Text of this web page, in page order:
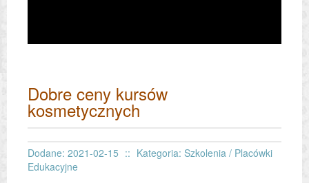
Dobre ceny kursów
kosmetycznych
Dodane: 2021-02-15 :: Kategoria: Szkolenia / Placówki
Edukacyjne